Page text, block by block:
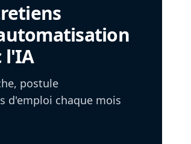
l'IA
postule
d'emploi chaque mois